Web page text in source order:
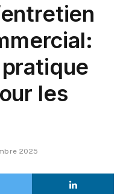
les
2025